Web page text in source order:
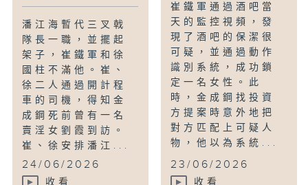
潘江海暫代三叉戟
隊長一職，並擺起
架子，崔鐵軍和徐
國柱不滿他。崔、
徐二人通過開計程
車的司機，得知金
成鋼死前曾有一名
賣淫女劉霞到訪。
崔、徐安排潘江...
24/06/2026
收看
崔鐵軍通過酒吧當
天的監控視頻，發
現了酒吧的保潔很
可疑，並通過動作
識別系統，成功鎖
定一名女性。此
時，金成鋼找投資
方提案時意外地把
對方匹配上可疑人
物，他以為系統...
23/06/2026
收看